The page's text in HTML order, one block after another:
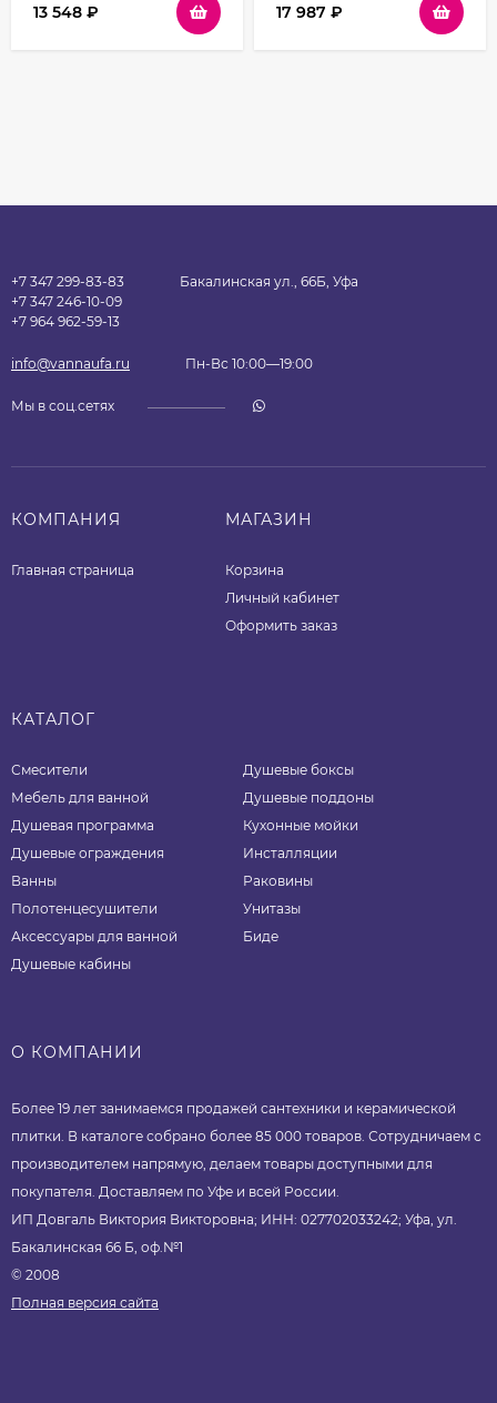
13 548 ₽ 17 987 ₽
+7 347 299-83-83
+7 347 246-10-09
+7 964 962-59-13
Бакалинская ул., 66Б, Уфа
info@vannaufa.ru Пн-Вс 10:00—19:00
Мы в соц.сетях
КОМПАНИЯ
Главная страница
МАГАЗИН
Корзина
Личный кабинет
Оформить заказ
КАТАЛОГ
Смесители
Мебель для ванной
Душевая программа
Душевые ограждения
Ванны
Полотенцесушители
Аксессуары для ванной
Душевые кабины
Душевые боксы
Душевые поддоны
Кухонные мойки
Инсталляции
Раковины
Унитазы
Биде
О КОМПАНИИ
Более 19 лет занимаемся продажей сантехники и керамической
плитки. В каталоге собрано более 85 000 товаров. Сотрудничаем с
производителем напрямую, делаем товары доступными для
покупателя. Доставляем по Уфе и всей России.
ИП Довгаль Виктория Викторовна; ИНН: 027702033242; Уфа, ул.
Бакалинская 66 Б, оф.№1
© 2008
Полная версия сайта